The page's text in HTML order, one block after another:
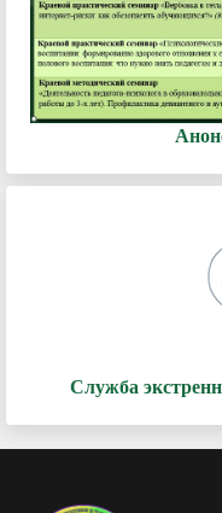
Служба